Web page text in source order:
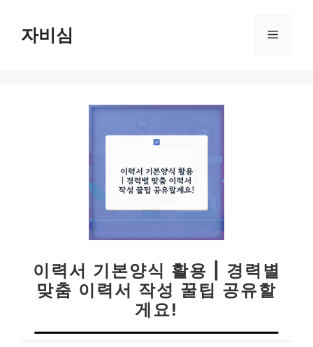
자비심 메
이력서 기본양식 활용 | 경력별
맞춤 이력서 작성 꿀팁 공유할
게요!